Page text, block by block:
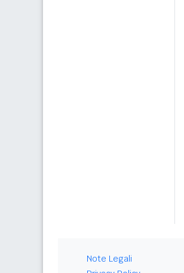
Note Legali